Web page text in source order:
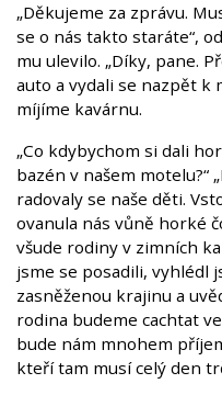
„Děkujeme za zprávu.
se o nás takto staráte“,
mu ulevilo. „Díky, pane.
auto a vydali se nazpět k
míjíme kavárnu.
„Co kdybychom si dali
bazén v našem motelu?“
radovaly se naše děti.
ovanula nás vůně horké
všude rodiny v zimních
jsme se posadili, vyhlédl
zasněženou krajinu a
rodina budeme cachtat
bude nám mnohem
kteří tam musí celý den